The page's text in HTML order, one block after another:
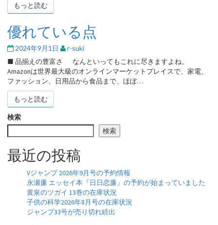
もっと読むもっと読む
優
れ
て
い
る
点
優れている点
2024年9月1日 r-suki
■ 品揃えの豊富さ なんといってもこれに尽きますよね。
Amazonは世界最大級のオンラインマーケットプレイスで、家電、
ファッション、日用品から食品まで、ほぼ…
もっと読むもっと読む
検索
検索
最近の投稿
Vジャンプ 2026年9月号の予約情報
永瀬廉 エッセイ本『日日恋廉』の予約が始まっていました
黄泉のツガイ 13巻の在庫状況
子供の科学2026年8月号の在庫状況
ジャンプ33号が売り切れ続出